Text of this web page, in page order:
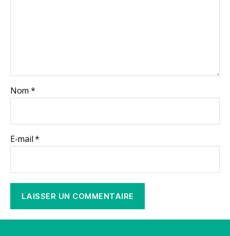
Nom *
E-mail*